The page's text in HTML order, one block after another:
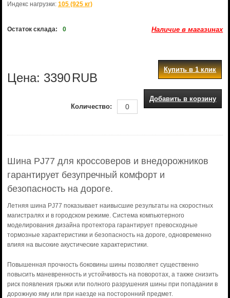
Индекс нагрузки: 105 (925 кг)
Остаток склада: 0 Наличие в магазинах
Цена: 3390RUB
Купить в 1 клик
Добавить в корзину
Количество:
Шина PJ77 для кроссоверов и внедорожников
гарантирует безупречный комфорт и
безопасность на дороге.
Летняя шина PJ77 показывает наивысшие результаты на скоростных
магистралях и в городском режиме. Система компьютерного
моделирования дизайна протектора гарантирует превосходные
тормозные характеристики и безопасность на дороге, одновременно
влияя на высокие акустические характеристики.
Повышенная прочность боковины шины позволяет существенно
повысить маневренность и устойчивость на поворотах, а также снизить
риск появления грыжи или полного разрушения шины при попадании в
дорожную яму или при наезде на посторонний предмет.